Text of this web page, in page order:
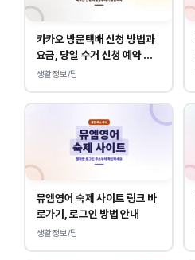
카카오 방문택배 신청 방법과
요금, 당일 수거 신청 예약 안
내
생활정보/팁
뮤엠영어 숙제 사이트 링크 바
로가기, 로그인 방법 안내
생활정보/팁